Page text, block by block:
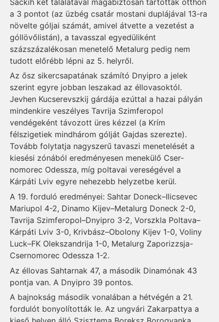
a 3 pontot (az üzbég csatár mostani duplájával 13-ra
növelte góljai számát, amivel átvette a vezetést a
góllövőlistán), a tavasszal egyedüliként
százszázalékosan menetelő Metalurg pedig nem
tudott előrébb lépni az 5. helyről.
Az ősz sikercsapatának számító Dnyipro a jelek
szerint egyre jobban leszakad az éllovasoktól.
Jevhen Kucserevszkij gárdája ezúttal a hazai pályán
mindenkire veszélyes Tavrija Szimfe­ropol
vendégeként távozott üres kézzel (a Krím
félszigetiek mindhárom gólját Gajdas szerezte).
Tovább folytatja nagyszerű tavaszi menetelését a
kiesési zónából eredményesen menekülő Cser­
nomorec Odessza, míg poltavai vereségével a
Kárpáti Lviv egyre nehezebb helyzetbe kerül.
A 19. forduló eredményei: Sahtar Doneck–Ilicsevec
Ma­riupol 4-2, Dinamo Kijev–Me­talurg Doneck 2-0,
Tavrija Szim­feropol–Dnyipro 3-2, Vorszkla Poltava–
Kárpáti Lviv 3-0, Kriv­bász–Obolony Kijev 1-0, Voliny
Luck–FK Olekszandrija 1-0, Me­talurg Zaporizzsja-
Csernomorec Odessza 1-2.
Az éllovas Sahtarnak 47, a második Dinamónak 43
pontja van. A Dnyipro 39 pontos.
A bajnokság második vonalában a hétvégén a 21.
fordulót bonyolították le. Az ungvári Za­karpattya a